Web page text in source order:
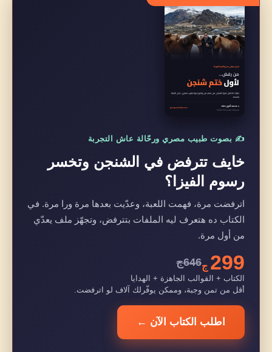
3. استخدم تذكرة المواصلات المناسبة
4. اعمل وجبة رئيسية واحدة في مطعم
5. اخلط بين المجاني والمدفوع
6. قرر من بدري هل هتروح هلسنكي
7. سيب احتياطي للطوارئ
أخطاء تخلي ميزانية إستونيا تفلت منك
هل الكاش أفضل ولا الكارت في إستونيا؟
أسئلة شائعة عن تكلفة السفر إلى إستونيا
الخلاصة، كام فلوس تاخد معاك لإستونيا؟
خطط لرحلة إستونيا وخلي أدلة السفر معاك
مقالات هتفيدك في تخطيط الرحلة
المصادر
✍️ بصوت طبيب مصري ورحّالة عاش التجربة
خايف تترفض في الشنجن وتخسر
رسوم الفيزا؟
اترفضت مرة، فهمت اللعبة، وعدّيت بعدها مرة ورا مرة. في
الكتاب ده هتعرف ليه الملفات بتترفض، وتجهّز ملف يعدّي
من أول مرة.
299 ج646ج
الكتاب + القوالب الجاهزة + الهدايا
أقل من تمن وجبة، وممكن يوفّرلك آلاف لو اترفضت.
اطلب الكتاب الآن ←